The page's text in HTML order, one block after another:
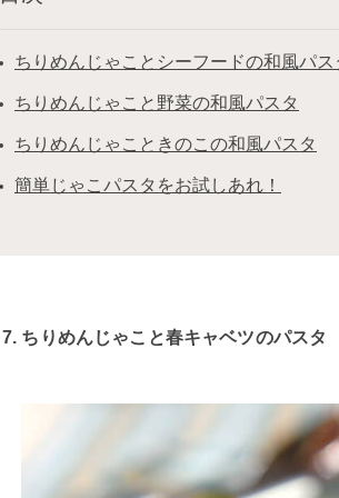
ちりめんじゃことシーフードの和風パス
ちりめんじゃこと野菜の和風パスタ
ちりめんじゃこときのこの和風パスタ
簡単じゃこパスタをお試しあれ！
7. ちりめんじゃこと春キャベツのパスタ